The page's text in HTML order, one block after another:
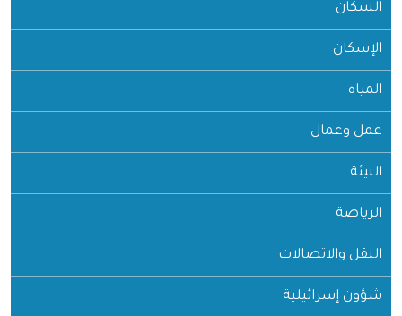
السكان
الإسكان
المياه
عمل وعمال
البيئة
الرياضة
النقل والاتصالات
شؤون إسرائيلية